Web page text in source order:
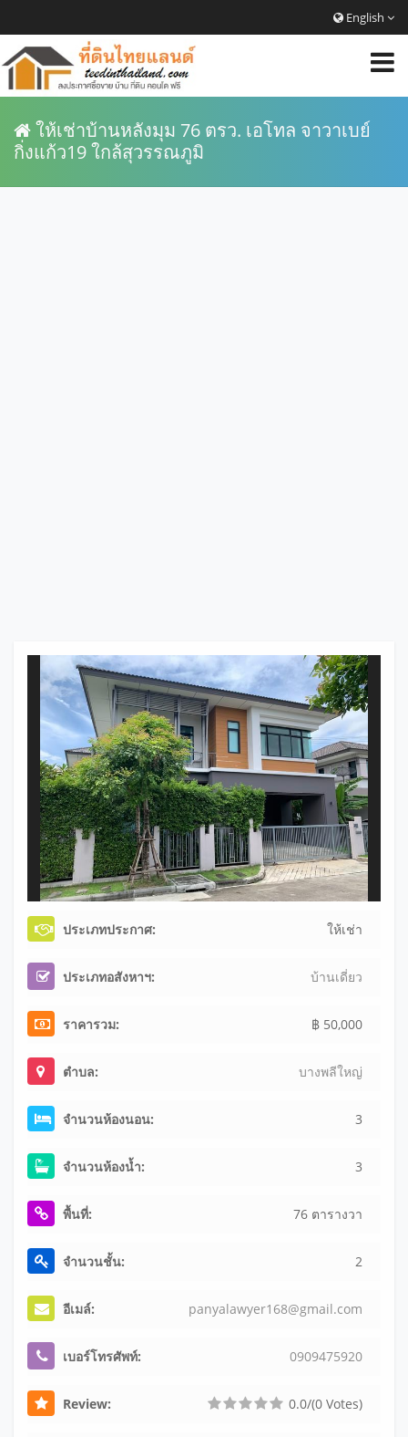
English
ให้เช่าบ้านหลังมุม 76 ตรว. เอโทล จาวาเบย์
กิ่งแก้ว19 ใกล้สุวรรณภูมิ
ประเภทประกาศ: ให้เช่า
ประเภทอสังหาฯ: บ้านเดี่ยว
ราคารวม: ฿ 50,000
ตำบล: บางพลีใหญ่
จำนวนห้องนอน: 3
จำนวนห้องน้ำ: 3
พื้นที่: 76 ตารางวา
จำนวนชั้น: 2
อีเมล์: panyalawyer1 68@gmail.com
เบอร์โทรศัพท์: 0909475920
Review: 0.0/(0 Votes)